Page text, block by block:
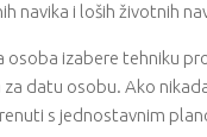
navika i loših životnih
osoba izabere tehniku
za datu osobu. Ako
s jednostavnim